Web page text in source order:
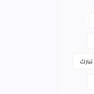
تبارك